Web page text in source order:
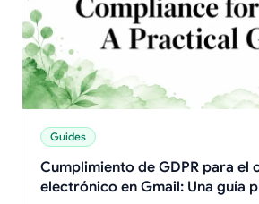
Guides
Cumplimiento de GDPR para el
electrónico en Gmail: Una guía